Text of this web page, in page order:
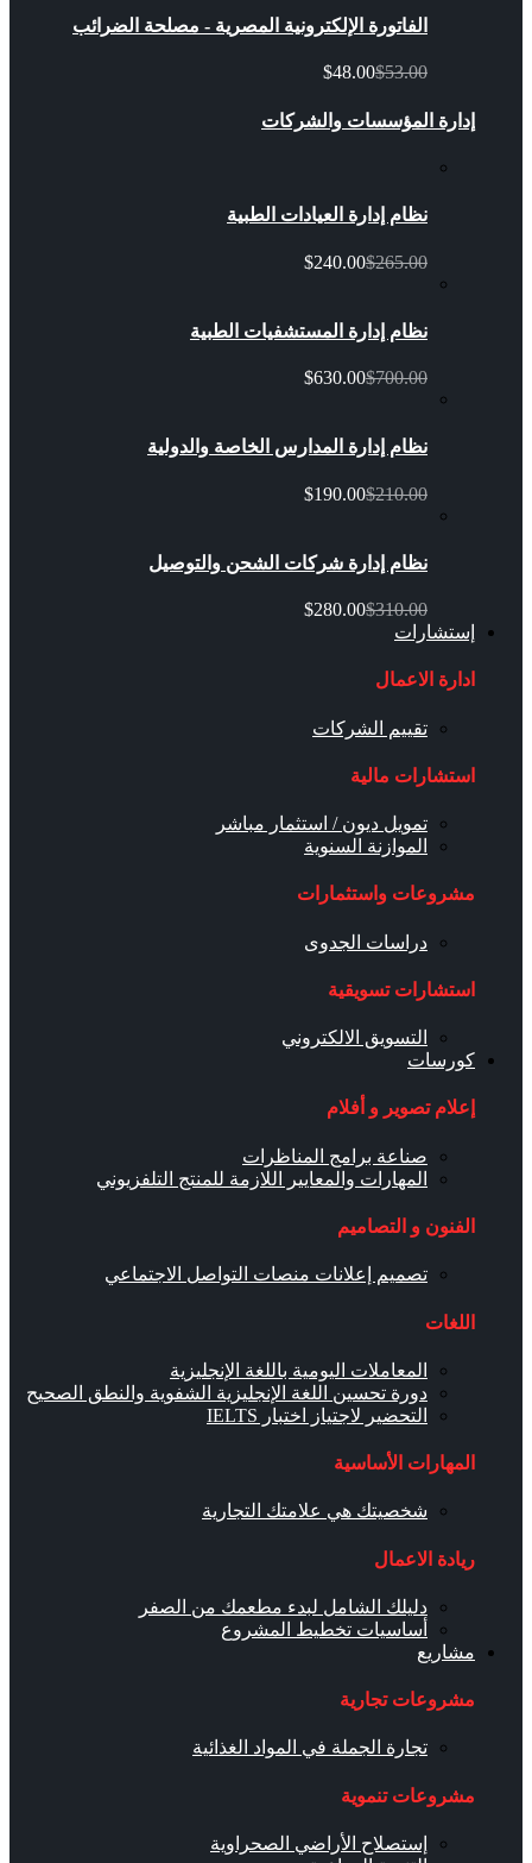
الفاتورة الإلكترونية المصرية - مصلحة الضرائب
$48.00$53.00
إدارة المؤسسات والشركات
نظام إدارة العيادات الطبية
$240.00$265.00
نظام إدارة المستشفيات الطبية
$630.00$700.00
نظام إدارة المدارس الخاصة والدولية
$190.00$210.00
نظام إدارة شركات الشحن والتوصيل
$280.00$310.00
إستشارات
ادارة الاعمال
تقييم الشركات
استشارات مالية
تمويل ديون / استثمار مباشر
الموازنة السنوية
مشروعات واستثمارات
دراسات الجدوى
استشارات تسويقية
التسويق الالكتروني
كورسات
إعلام تصوير و أفلام
صناعة برامج المناظرات
المهارات والمعايير اللازمة للمنتج التلفزيوني
الفنون و التصاميم
تصميم إعلانات منصات التواصل الاجتماعي
اللغات
المعاملات اليومية باللغة الإنجليزية
دورة تحسين اللغة الإنجليزية الشفوية والنطق الصحيح
التحضير لاجتياز اختبار IELTS
المهارات الأساسية
شخصيتك هي علامتك التجارية
ريادة الاعمال
دليلك الشامل لبدء مطعمك من الصفر
أساسيات تخطيط المشروع
مشاريع
مشروعات تجارية
تجارة الجملة في المواد الغذائية
مشروعات تنموية
إستصلاح الأراضي الصحراوية